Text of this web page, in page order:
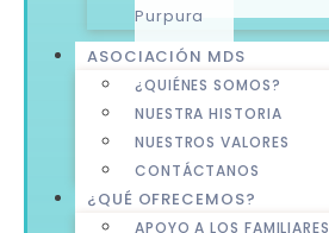
Purpura
ASOCIACIÓN MDS
¿QUIÉNES SOMOS?
NUESTRA HISTORIA
NUESTROS VALORES
CONTÁCTANOS
¿QUÉ OFRECEMOS?
APOYO A LOS FAMILIARES